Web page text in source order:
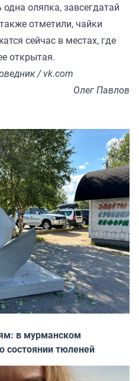
оляпка, завсегдатай
отметили, чайки
сейчас в местах, где
открытая.
/ vk.com
Олег Павлов
в мурманском
состоянии тюленей